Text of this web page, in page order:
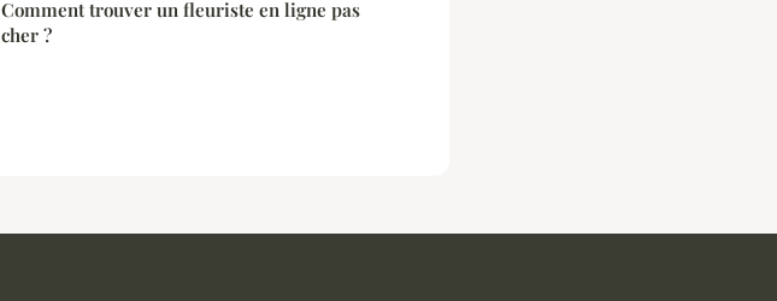
Comment trouver un fleuriste en ligne pas
cher ?